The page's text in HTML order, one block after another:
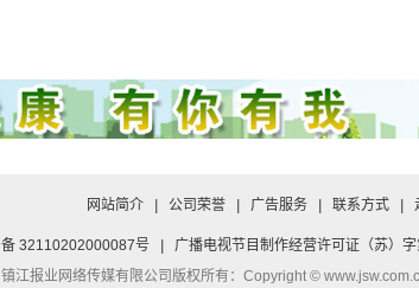
网站简介 公司荣誉 广告服务 联系方式
32110202000087号 广播电视节目制作经营许可证（苏）
镇江报业网络传媒有限公司 版权所有：Copyright ©